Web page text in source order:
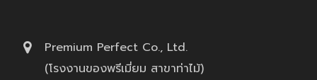
Premium Perfect Co., Ltd.
(โรงงานของพรีเมี่ยม สาขาท่าไม้)